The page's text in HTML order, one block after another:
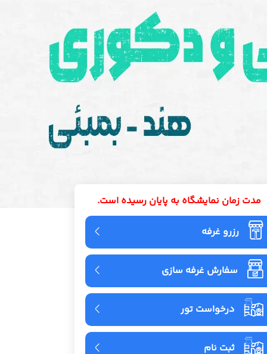
مدت زمان نمایشگاه به پایان رسیده است.
رزرو غرفه
سفارش غرفه سازی
درخواست تور
ثبت نام